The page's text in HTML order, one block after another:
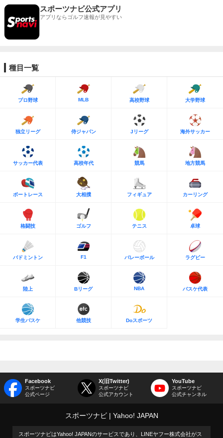
スポーツナビ公式アプリ
アプリならゴルフ速報が見やすい
種目一覧
プロ野球 MLB 高校野球 大学野球
独立リーグ 侍ジャパン Jリーグ 海外サッカー
サッカー代表 高校年代 競馬 地方競馬
ボートレース 大相撲 フィギュア カーリング
格闘技 ゴルフ テニス 卓球
バドミントン F1 バレーボール ラグビー
陸上 Bリーグ NBA バスケ代表
学生バスケ 他競技 Doスポーツ
Facebook
スポーツナビ
公式ページ
X(旧Twitter)
スポーツナビ
公式アカウント
YouTube
スポーツナビ
公式チャンネル
スポーツナビ Yahoo! JAPAN
スポーツナビはYahoo! JAPANのサービスであり、LINEヤフー株式会社がス